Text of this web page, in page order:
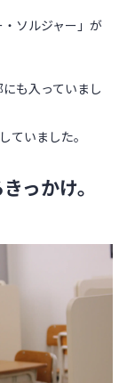
ソルジャー」が
も入っていまし
ていました。
っかけ。